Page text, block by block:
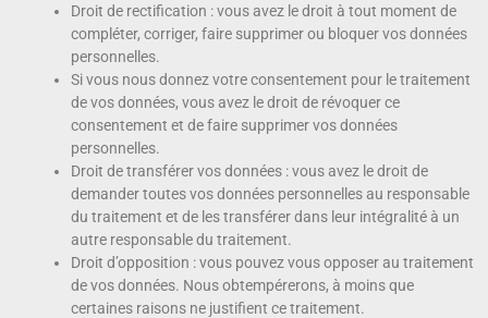
Droit de rectification : vous avez le droit à tout moment de
compléter, corriger, faire supprimer ou bloquer vos données
personnelles.
Si vous nous donnez votre consentement pour le traitement
de vos données, vous avez le droit de révoquer ce
consentement et de faire supprimer vos données
personnelles.
Droit de transférer vos données : vous avez le droit de
demander toutes vos données personnelles au responsable
du traitement et de les transférer dans leur intégralité à un
autre responsable du traitement.
Droit d’opposition : vous pouvez vous opposer au traitement
de vos données. Nous obtempérerons, à moins que
certaines raisons ne justifient ce traitement.